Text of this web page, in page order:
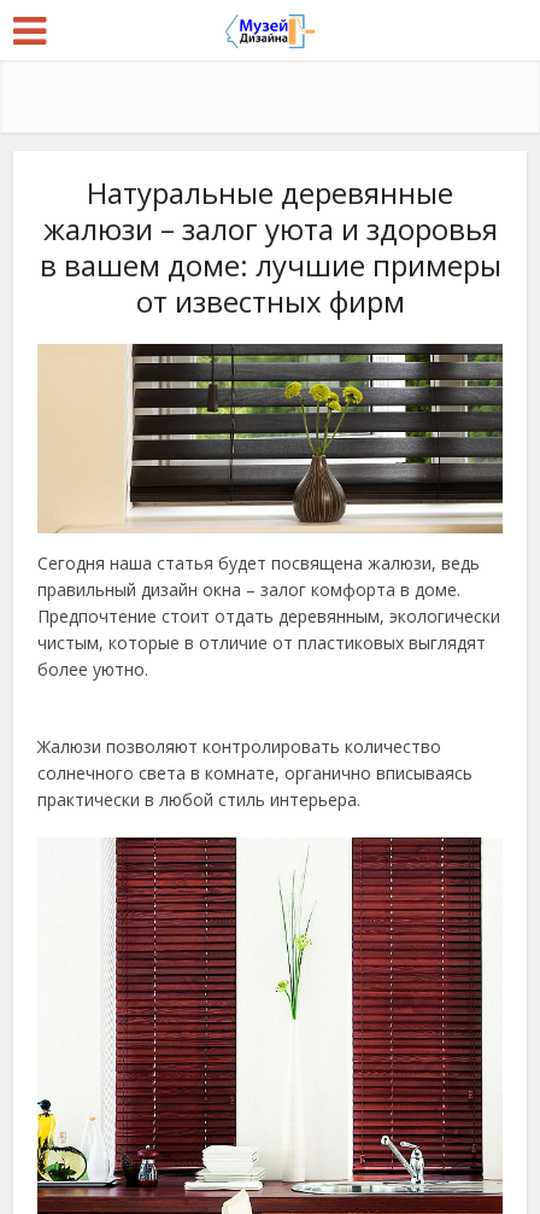
Натуральные деревянные
жалюзи – залог уюта и здоровья
в вашем доме: лучшие примеры
от известных фирм
Сегодня наша статья будет посвящена жалюзи, ведь
правильный дизайн окна – залог комфорта в доме.
Предпочтение стоит отдать деревянным, экологически
чистым, которые в отличие от пластиковых выглядят
более уютно.
Жалюзи позволяют контролировать количество
солнечного света в комнате, органично вписываясь
практически в любой стиль интерьера.